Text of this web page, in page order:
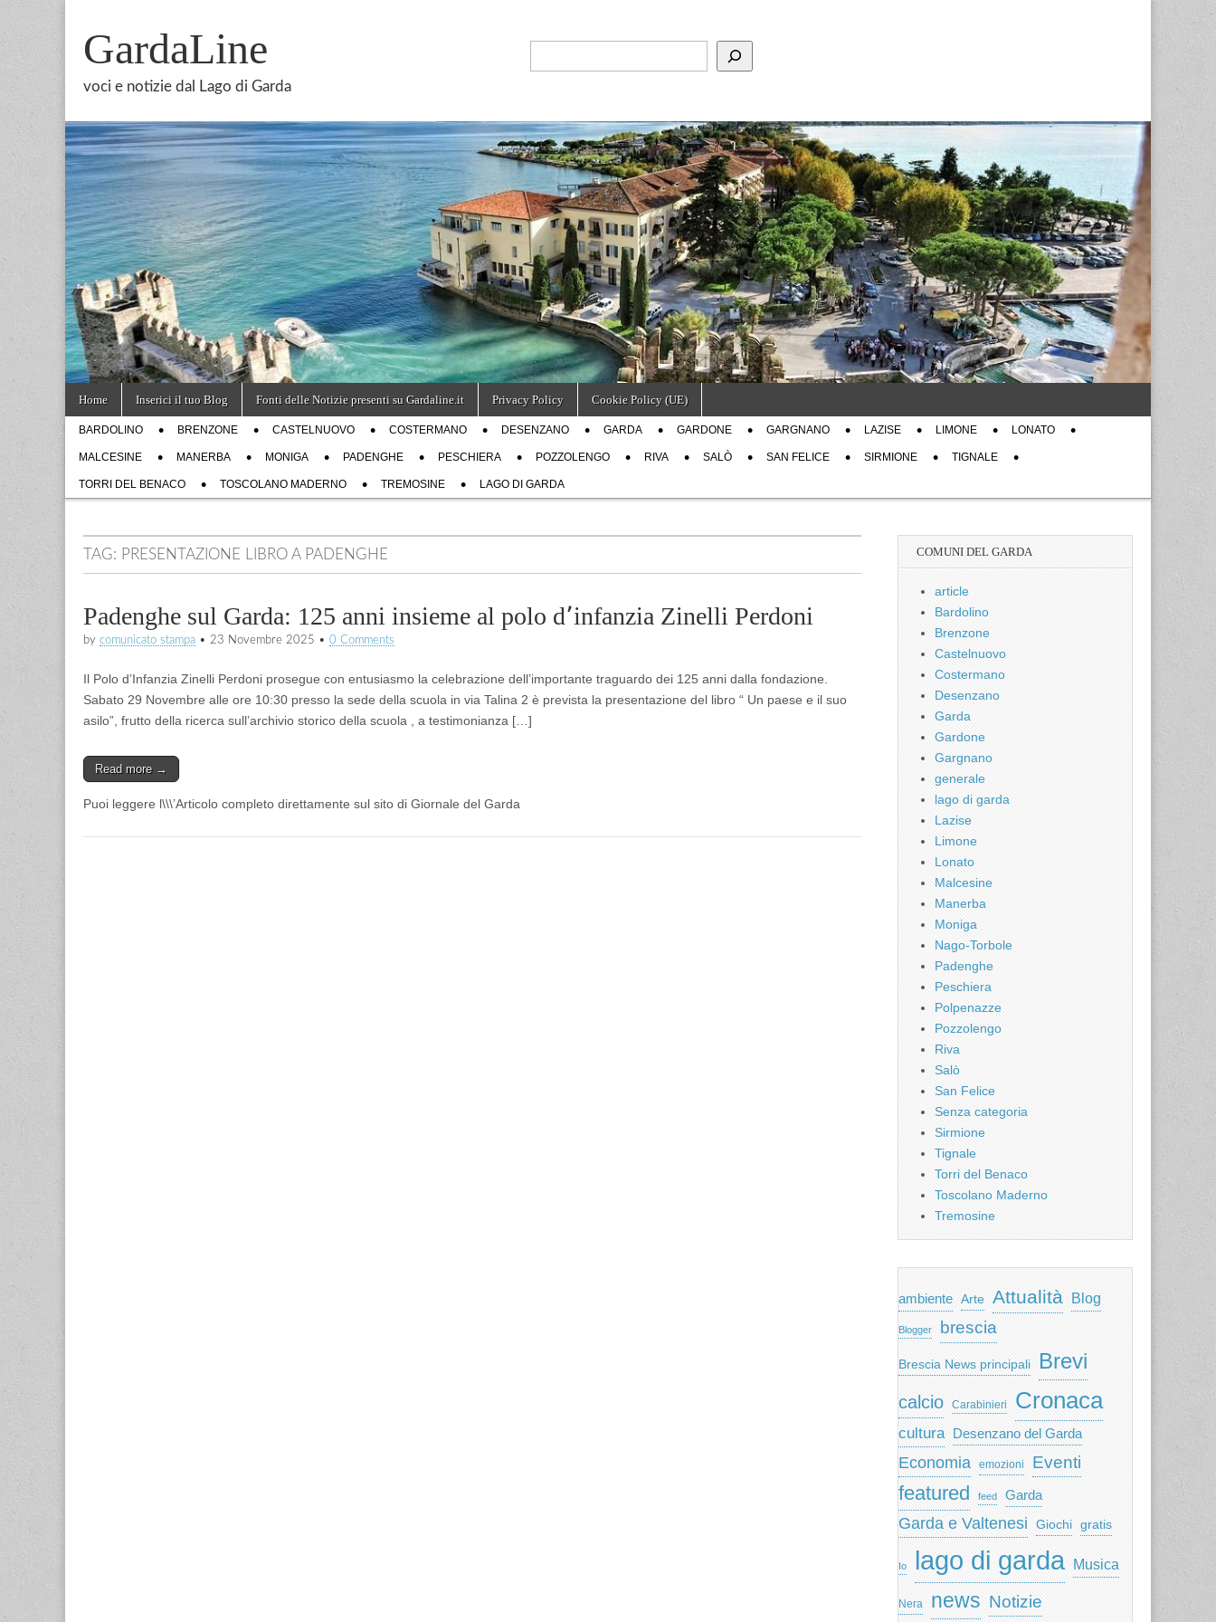
GardaLine
voci e notizie dal Lago di Garda
Main
menu
content
Home Inserici il tuo Blog Fonti delle Notizie presenti su Gardaline.it Privacy Policy Cookie Policy (UE)
SubBARDOLINO BRENZONE CASTELNUOVO COSTERMANO DESENZANO GARDA GARDONE GARGNANO LAZISE LIMONE LONATO
MALCESINE MANERBA MONIGA PADENGHE PESCHIERA POZZOLENGO RIVA SALÒ SAN FELICE SIRMIONE TIGNALE
TORRI DEL BENACO TOSCOLANO MADERNO TREMOSINE LAGO DI GARDA
TAG: PRESENTAZIONE LIBRO A PADENGHE
Padenghe sul Garda: 125 anni insieme al polo d՚infanzia Zinelli Perdoni
by comunicato stampa • 23 Novembre 2025 • 0 Comments
Il Polo d’Infanzia Zinelli Perdoni prosegue con entusiasmo la celebrazione dell’importante traguardo dei 125 anni dalla fondazione.
Sabato 29 Novembre alle ore 10:30 presso la sede della scuola in via Talina 2 è prevista la presentazione del libro “ Un paese e il suo
asilo”, frutto della ricerca sull’archivio storico della scuola , a testimonianza […]
Read more →
Puoi leggere l\\\’Articolo completo direttamente sul sito di Giornale del Garda
COMUNI DEL GARDA
article
Bardolino
Brenzone
Castelnuovo
Costermano
Desenzano
Garda
Gardone
Gargnano
generale
lago di garda
Lazise
Limone
Lonato
Malcesine
Manerba
Moniga
Nago-Torbole
Padenghe
Peschiera
Polpenazze
Pozzolengo
Riva
Salò
San Felice
Senza categoria
Sirmione
Tignale
Torri del Benaco
Toscolano Maderno
Tremosine
ambiente Arte Attualità Blog
Blogger brescia
Brescia News principali Brevi
calcio Carabinieri Cronaca
cultura Desenzano del Garda
Economia emozioni Eventi
featured feed Garda
Garda e Valtenesi Giochi gratis
Io lago di garda Musica
Nera news Notizie